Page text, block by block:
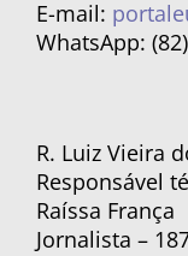
E-mail:
WhatsApp: (82)
R. Luiz Vieira
Responsável
Raíssa França
Jornalista –